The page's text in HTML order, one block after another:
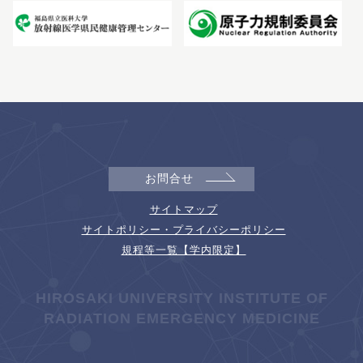
お問合せ
サイトマップ
サイトポリシー・プライバシーポリシー
規程等一覧【学内限定】
HIROSAKI UNIVERSITY INSTITUTE OF
RADIATION EMERGENCY MEDICINE